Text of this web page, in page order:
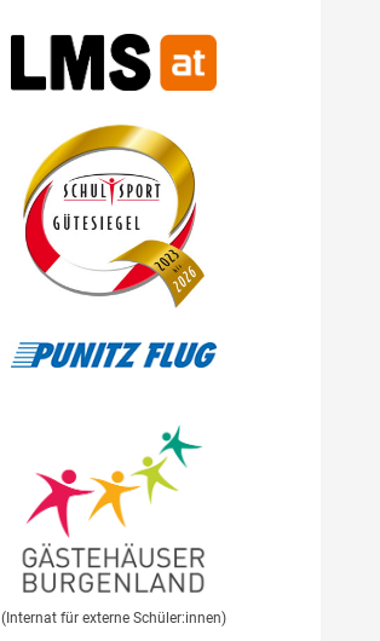
(Internat für externe Schüler:innen)